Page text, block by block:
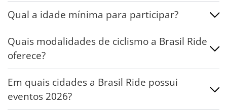
Qual a idade mínima para participar?
Quais modalidades de ciclismo a Brasil Ride
oferece?
Em quais cidades a Brasil Ride possui
eventos 2026?